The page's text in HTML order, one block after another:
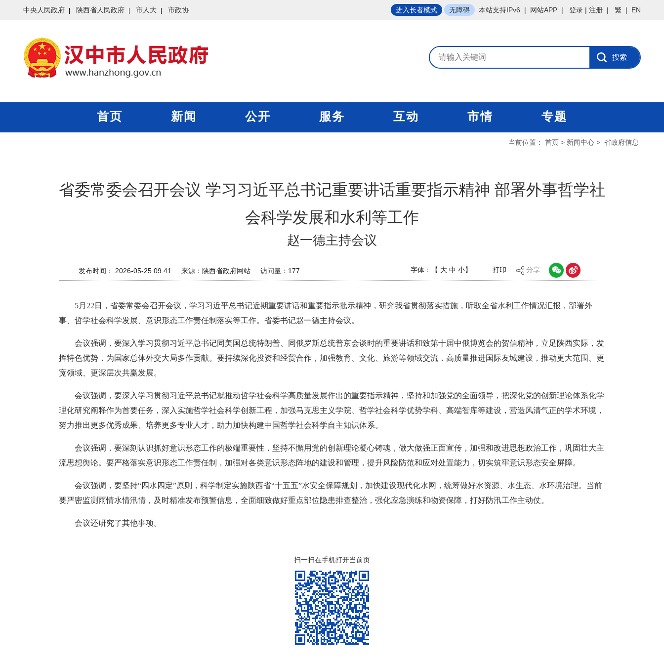
中央人民政府 陕西省人民政府 市人大 市政协 进入长者模式 无障碍 本站支持IPv6 | 网站APP | 登录 | 注册 | 繁 | EN
首页 新闻 公开 服务 互动 市情 专题
当前位置： 首页 > 新闻中心 > 省政府信息
省委常委会召开会议 学习习近平总书记重要讲话重要指示精神 部署外事哲学社
会科学发展和水利等工作
赵一德主持会议
发布时间： 2026-05-25 09:41 来源： 陕西省政府网站 访问量： 177 字体：【 大 中 小】 打印 分享:
5月22日，省委常委会召开会议，学习习近平总书记近期重要讲话和重要指示批示精神，研究我省贯彻落实措施，听取全省水利工作情况汇报，部署外
事、哲学社会科学发展、意识形态工作责任制落实等工作。省委书记赵一德主持会议。
会议强调，要深入学习贯彻习近平总书记同美国总统特朗普、同俄罗斯总统普京会谈时的重要讲话和致第十届中俄博览会的贺信精神，立足陕西实际，发
挥特色优势，为国家总体外交大局多作贡献。要持续深化投资和经贸合作，加强教育、文化、旅游等领域交流，高质量推进国际友城建设，推动更大范围、更
宽领域、更深层次共赢发展。
会议强调，要深入学习贯彻习近平总书记就推动哲学社会科学高质量发展作出的重要指示精神，坚持和加强党的全面领导，把深化党的创新理论体系化学
理化研究阐释作为首要任务，深入实施哲学社会科学创新工程，加强马克思主义学院、哲学社会科学优势学科、高端智库等建设，营造风清气正的学术环境，
努力推出更多优秀成果、培养更多专业人才，助力加快构建中国哲学社会科学自主知识体系。
会议强调，要深刻认识抓好意识形态工作的极端重要性，坚持不懈用党的创新理论凝心铸魂，做大做强正面宣传，加强和改进思想政治工作，巩固壮大主
流思想舆论。要严格落实意识形态工作责任制，加强对各类意识形态阵地的建设和管理，提升风险防范和应对处置能力，切实筑牢意识形态安全屏障。
会议强调，要坚持“四水四定”原则，科学制定实施陕西省“十五五”水安全保障规划，加快建设现代化水网，统筹做好水资源、水生态、水环境治理。当前
要严密监测雨情水情汛情，及时精准发布预警信息，全面细致做好重点部位隐患排查整治，强化应急演练和物资保障，打好防汛工作主动仗。
会议还研究了其他事项。
扫一扫在手机打开当前页